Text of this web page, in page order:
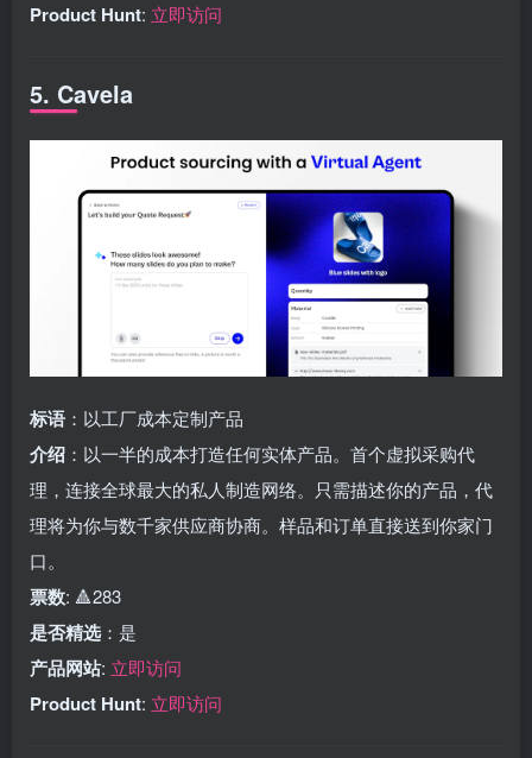
Product Hunt: 立即访问
5. Cavela
标语 ：以工厂成本定制产品
介绍 ：以一半的成本打造任何实体产品。首个虚拟采购代
理，连接全球最大的私人制造网络。只需描述你的产品，代
理将为你与数千家供应商协商。样品和订单直接送到你家门
口。
票数: 🔺283
是否精选 ：是
产品网站: 立即访问
Product Hunt: 立即访问